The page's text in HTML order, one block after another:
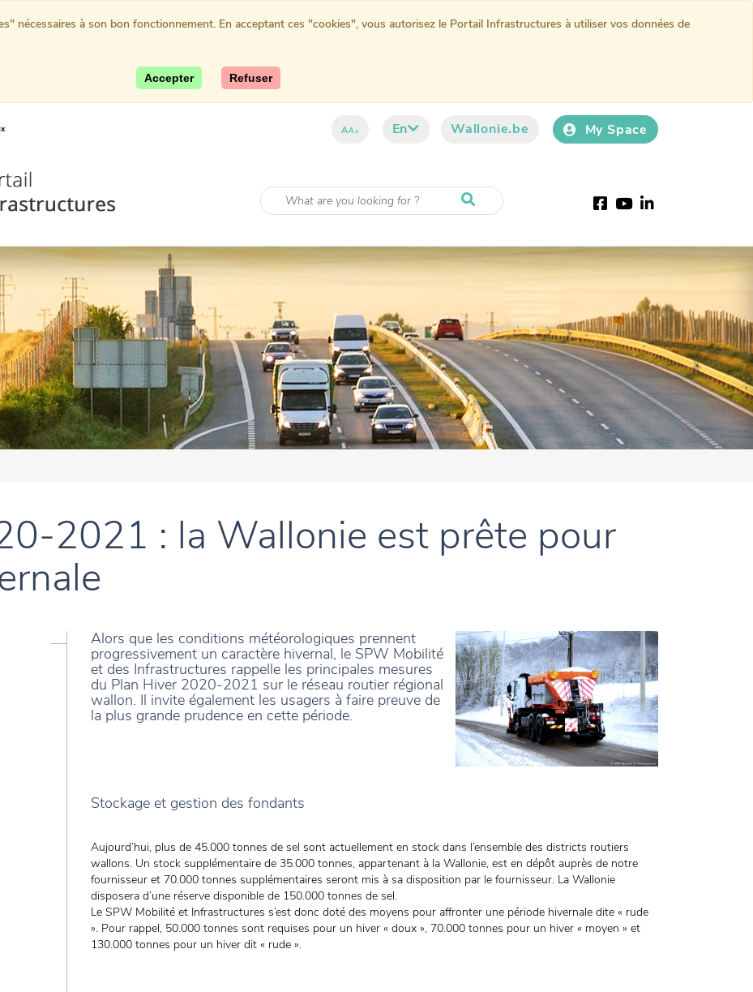
AAA En Wallonie.be My Space
Facebook
YoutubeLinkedIn
2021 : la Wallonie est prête pour
Alors que les conditions météorologiques prennent
progressivement un caractère hivernal, le SPW Mobilité
et des Infrastructures rappelle les principales mesures
du Plan Hiver 2020-2021 sur le réseau routier régional
wallon. Il invite également les usagers à faire preuve de
la plus grande prudence en cette période.
Stockage et gestion des fondants
Aujourd’hui, plus de 45.000 tonnes de sel sont actuellement en stock dans l’ensemble des districts routiers
wallons. Un stock supplémentaire de 35.000 tonnes, appartenant à la Wallonie, est en dépôt auprès de notre
fournisseur et 70.000 tonnes supplémentaires seront mis à sa disposition par le fournisseur. La Wallonie
disposera d’une réserve disponible de 150.000 tonnes de sel.
Le SPW Mobilité et Infrastructures s’est donc doté des moyens pour affronter une période hivernale dite « rude
». Pour rappel, 50.000 tonnes sont requises pour un hiver « doux », 70.000 tonnes pour un hiver « moyen » et
130.000 tonnes pour un hiver dit « rude ».
nécessaires à son bon fonctionnement. En acceptant ces "cookies", vous autorisez le Portail Infrastructures à utiliser vos données de
Accepter Refuser